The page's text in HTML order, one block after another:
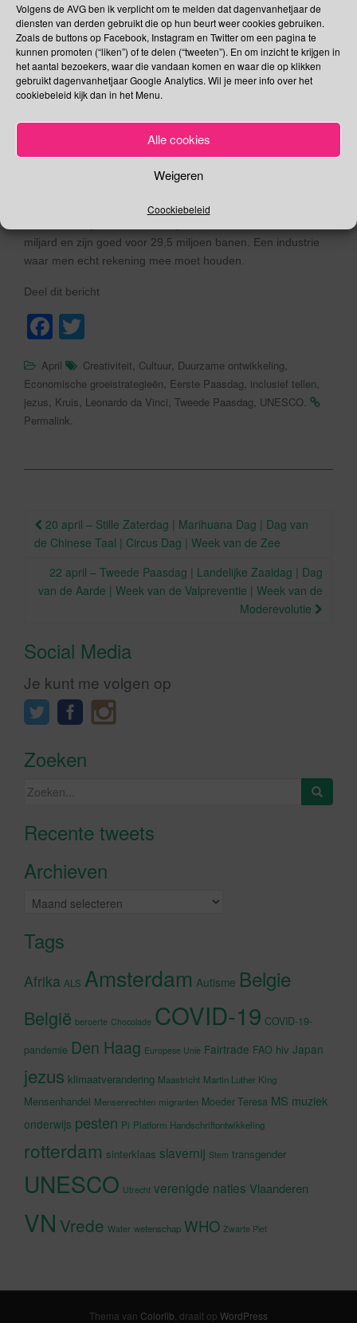
Volgens de AVG ben ik verplicht om te melden dat dagenvanhetjaar de
diensten van derden gebruikt die op hun beurt weer cookies gebruiken.
Zoals de buttons op Facebook, Instagram en Twitter om een pagina te
kunnen promoten (“liken”) of te delen (“tweeten”). En om inzicht te krijgen in
het aantal bezoekers, waar die vandaan komen en waar die op klikken
gebruikt dagenvanhetjaar Google Analytics. Wil je meer info over het
cookiebeleid kijk dan in het Menu.
Alle cookies
Weigeren
Coockiebeleid
innovatie en creativiteit voor het individu en de
gemeenschap. Tegelijkertijd hebben creativiteit en cultuur
een aanzienlijke niet-financiële waarde die bijdraagt aan
inclusieve sociale ontwikkeling, tot dialoog en begrip tussen
mensen.
uitmaken van economische groeistrategieën. Deze
sectoren in de wereldeconomie. Culturele en creatieve
miljard en zijn goed voor 29,5 miljoen banen. Een industrie
waar men echt rekening mee moet houden.
Deel dit bericht
F
c
e
b
o
tt
er
April Creativiteit, Cultuur, Duurzame ontwikkeling,
Economische groeistrategieën, Eerste Paasdag, inclusief tellen,
jezus, Kruis, Leonardo da Vinci, Tweede Paasdag, UNESCO.
Permalink.
Berichtnavigatie
20 april – Stille Zaterdag | Marihuana Dag | Dag van
de Chinese Taal | Circus Dag | Week van de Zee
22 april – Tweede Paasdag | Landelijke Zaaidag | Dag
van de Aarde | Week van de Valpreventie | Week van de
Moderevolutie
Social Media
Je kunt me volgen op
Zoeken
Zoeken
Recente tweetsKlik om marketing cookies te
Archieven
Archieven
Tags
Afrika ALS Amsterdam Autisme Belgie
België beroerte Chocolade COVID-19 COVID-19-
pandemie Den Haag Europese Unie Fairtrade FAO hiv Japan
jezus klimaatverandering Maastricht Martin Luther King
Mensenhandel Mensenrechten migranten Moeder Teresa MS muziek
onderwijs pesten Pi Platform Handschriftontwikkeling
rotterdam sinterklaas slavernij Stem transgender
UNESCO Utrecht verenigde naties Vlaanderen
VN Vrede Water wetenschap WHO Zwarte Piet
Thema van Colorlib , draait op WordPress